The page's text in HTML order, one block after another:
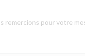
remercions pour votre